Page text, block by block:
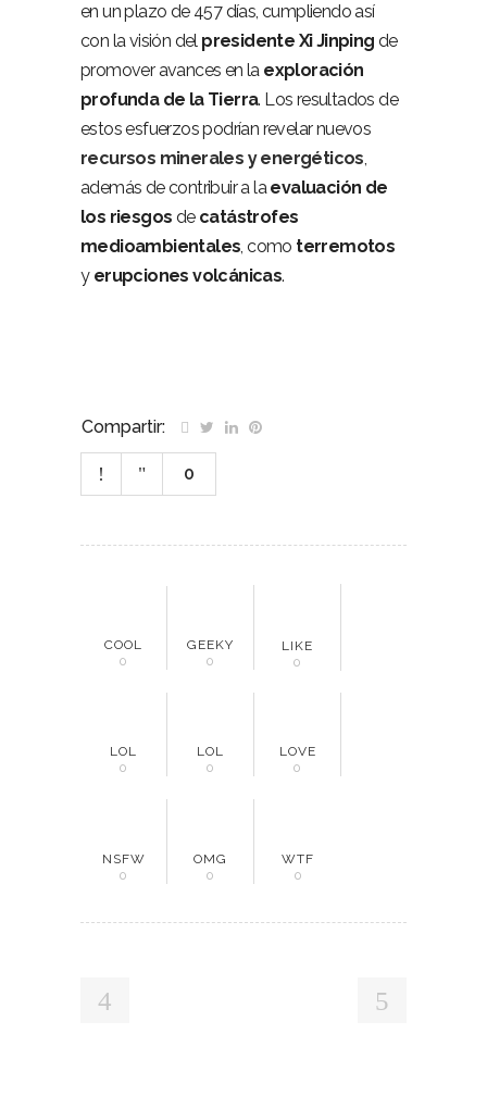
en un plazo de 457 días, cumpliendo así
con la visión del presidente Xi Jinping de
promover avances en la exploración
profunda de la Tierra. Los resultados de
estos esfuerzos podrían revelar nuevos
recursos minerales y energéticos,
además de contribuir a laevaluación de
los riesgos de catástrofes
medioambientales, como terremotos
y erupciones volcánicas.
Compartir:
0
COOL
0
GEEKY
0
LIKE
0
LOL
0
LOL
0
LOVE
0
NSFW
0
OMG
0
WTF
0